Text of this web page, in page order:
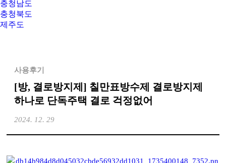
충청남도
충청북도
제주도
사용후기
[방, 결로방지제] 칠만표방수제 결로방지제
하나로 단독주택 결로 걱정없어
2024. 12. 29